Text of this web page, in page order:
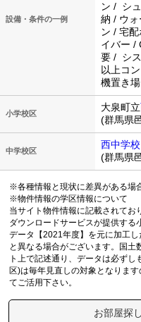
設備・条件の一例
ン / シ
納 / ウ
ン / 宅
イバー /
要 / シ
以上コ
機置き
小学校区
大泉町立
(群馬県
中学校区
西中学校
(群馬県
※各種情報と現状に差異がある場
※物件情報の学区情報について
当サイト物件情報に記載されてお
ダウンロードサービスが提供する
データ【2021年度】を元に加工
と異なる場合がございます。国土
ト上で記述通り、データは必ず
区)は毎年見直しの対象となりま
てご活用下さい。
お部屋探